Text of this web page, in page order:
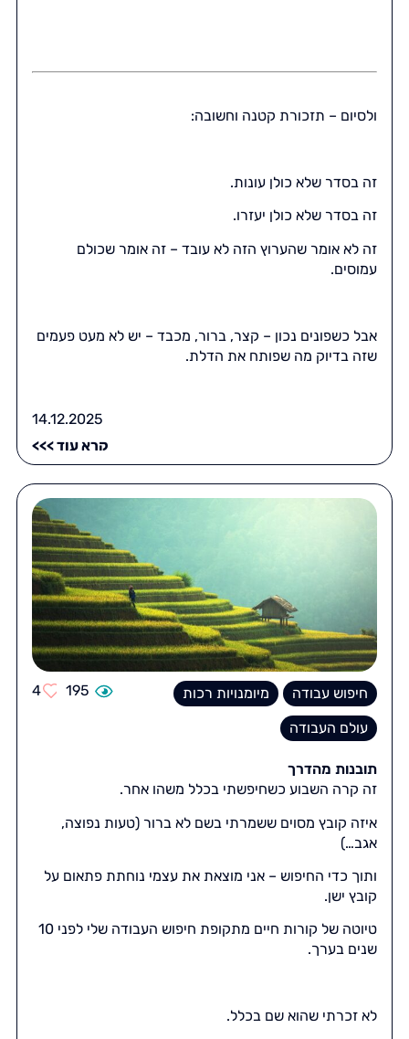
ולסיום – תזכורת קטנה וחשובה:
זה בסדר שלא כולן עונות.
זה בסדר שלא כולן יעזרו.
זה לא אומר שהערוץ הזה לא עובד – זה אומר שכולם
עמוסים.
אבל כשפונים נכון – קצר, ברור, מכבד – יש לא מעט פעמים
שזה בדיוק מה שפותח את הדלת.
14.12.2025
קרא עוד >>>
חיפוש עבודה
מיומנויות רכות
עולם העבודה
195
4
תובנות מהדרך
זה קרה השבוע כשחיפשתי בכלל משהו אחר.
איזה קובץ מסוים ששמרתי בשם לא ברור (טעות נפוצה,
אגב…)
ותוך כדי החיפוש – אני מוצאת את עצמי נוחתת פתאום על
קובץ ישן.
טיוטה של קורות חיים מתקופת חיפוש העבודה שלי לפני 10
שנים בערך.
לא זכרתי שהוא שם בכלל.